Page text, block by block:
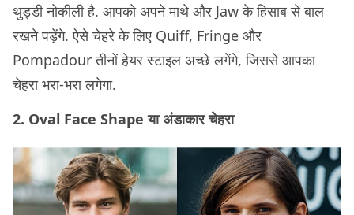
थुड्डी नोकीली है. आपको अपने माथे और Jaw के हिसाब से बाल
रखने पड़ेंगे. ऐसे चेहरे के लिए Quiff, Fringe और
Pompadour तीनों हेयर स्टाइल अच्छे लगेंगे, जिससे आपका
चेहरा भरा-भरा लगेगा.
2. Oval Face Shape या अंडाकार चेहरा